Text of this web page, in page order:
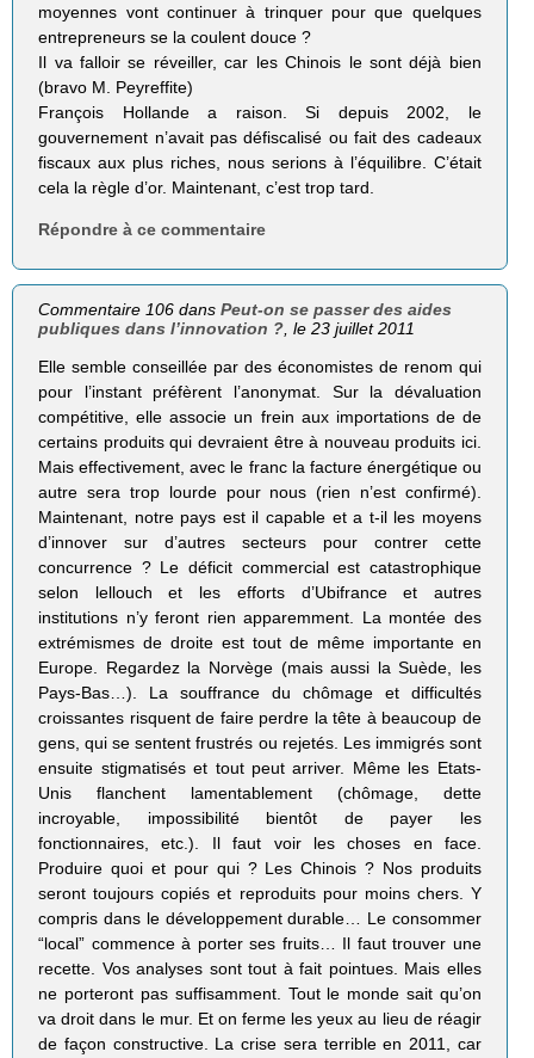
moyennes vont continuer à trinquer pour que quelques
entrepreneurs se la coulent douce ?
Il va falloir se réveiller, car les Chinois le sont déjà bien
(bravo M. Peyreffite)
François Hollande a raison. Si depuis 2002, le
gouvernement n’avait pas défiscalisé ou fait des cadeaux
fiscaux aux plus riches, nous serions à l’équilibre. C’était
cela la règle d’or. Maintenant, c’est trop tard.
Répondre à ce commentaire
Commentaire 106 dansPeut-on se passer des aides
publiques dans l’innovation ? , le 23 juillet 2011
Elle semble conseillée par des économistes de renom qui
pour l’instant préfèrent l’anonymat. Sur la dévaluation
compétitive, elle associe un frein aux importations de de
certains produits qui devraient être à nouveau produits ici.
Mais effectivement, avec le franc la facture énergétique ou
autre sera trop lourde pour nous (rien n’est confirmé).
Maintenant, notre pays est il capable et a t-il les moyens
d’innover sur d’autres secteurs pour contrer cette
concurrence ? Le déficit commercial est catastrophique
selon lellouch et les efforts d’Ubifrance et autres
institutions n’y feront rien apparemment. La montée des
extrémismes de droite est tout de même importante en
Europe. Regardez la Norvège (mais aussi la Suède, les
Pays-Bas…). La souffrance du chômage et difficultés
croissantes risquent de faire perdre la tête à beaucoup de
gens, qui se sentent frustrés ou rejetés. Les immigrés sont
ensuite stigmatisés et tout peut arriver. Même les Etats-
Unis flanchent lamentablement (chômage, dette
incroyable, impossibilité bientôt de payer les
fonctionnaires, etc.). Il faut voir les choses en face.
Produire quoi et pour qui ? Les Chinois ? Nos produits
seront toujours copiés et reproduits pour moins chers. Y
compris dans le développement durable… Le consommer
“local” commence à porter ses fruits… Il faut trouver une
recette. Vos analyses sont tout à fait pointues. Mais elles
ne porteront pas suffisamment. Tout le monde sait qu’on
va droit dans le mur. Et on ferme les yeux au lieu de réagir
de façon constructive. La crise sera terrible en 2011, car